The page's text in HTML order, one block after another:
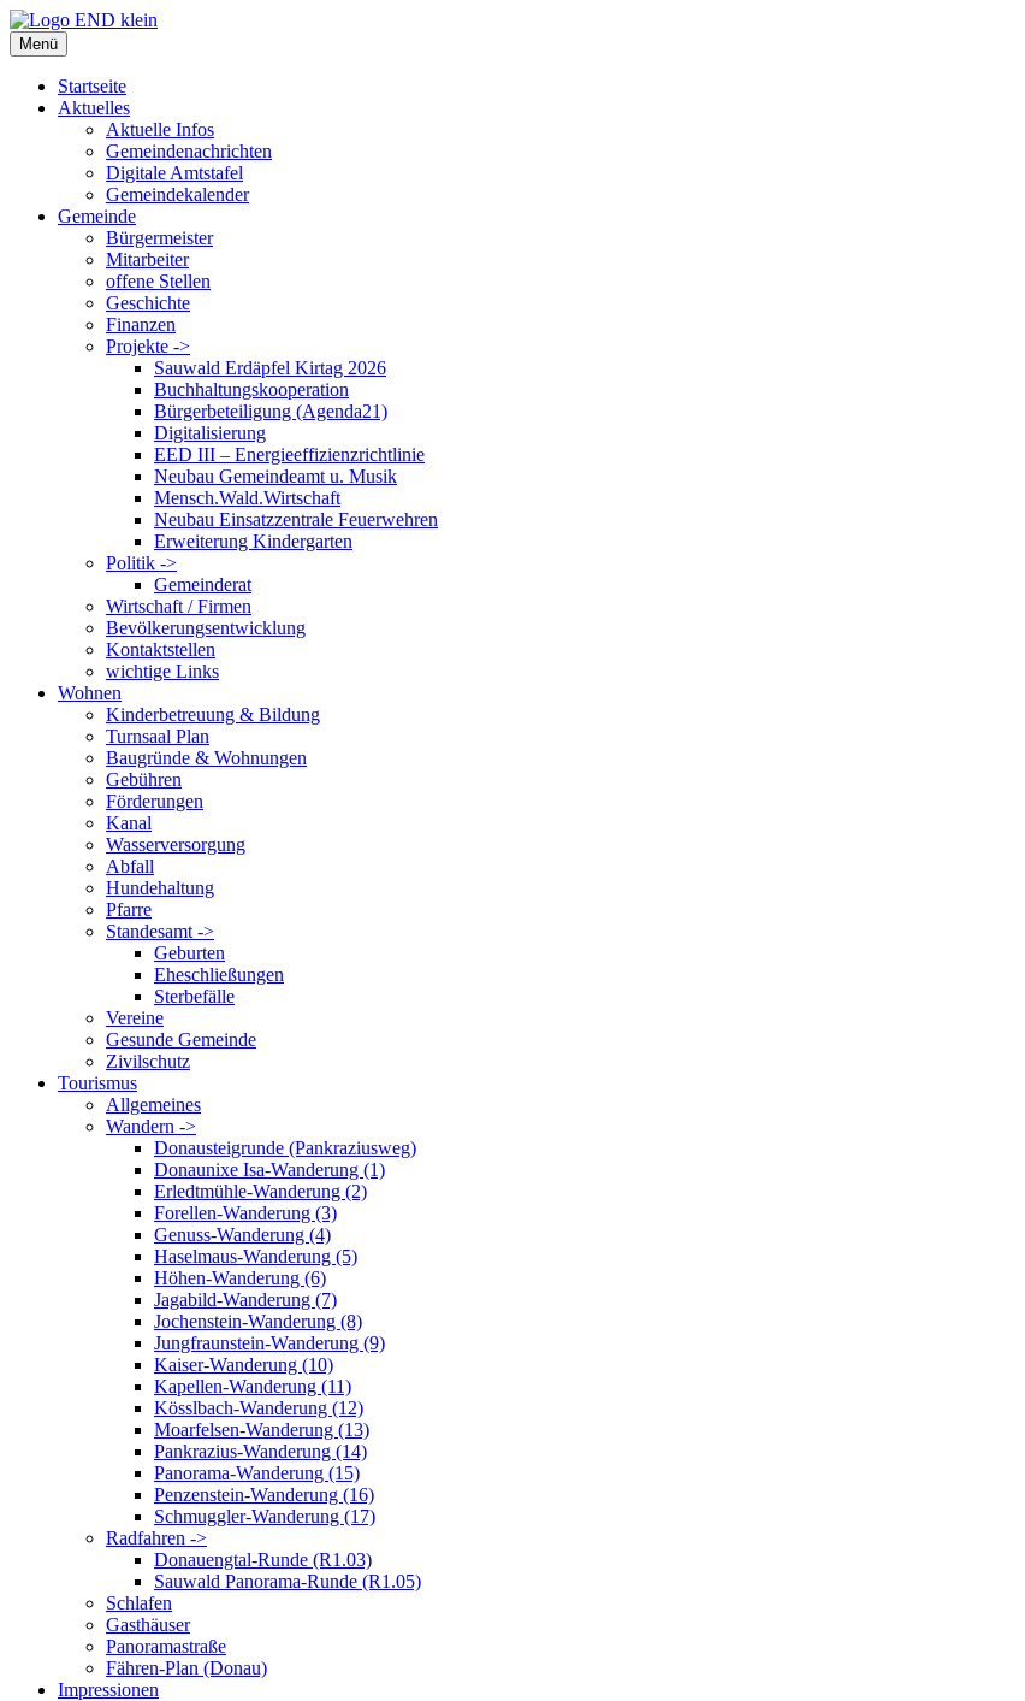
Zum
Inhalt
springen
Menü
Startseite
Aktuelles
Aktuelle Infos
Gemeindenachrichten
Digitale Amtstafel
Gemeindekalender
Gemeinde
Bürgermeister
Mitarbeiter
offene Stellen
Geschichte
Finanzen
Projekte ->
Sauwald Erdäpfel Kirtag 2026
Buchhaltungskooperation
Bürgerbeteiligung (Agenda21)
Digitalisierung
EED III – Energieeffizienzrichtlinie
Neubau Gemeindeamt u. Musik
Mensch.Wald.Wirtschaft
Neubau Einsatzzentrale Feuerwehren
Erweiterung Kindergarten
Politik ->
Gemeinderat
Wirtschaft / Firmen
Bevölkerungsentwicklung
Kontaktstellen
wichtige Links
Wohnen
Kinderbetreuung & Bildung
Turnsaal Plan
Baugründe & Wohnungen
Gebühren
Förderungen
Kanal
Wasserversorgung
Abfall
Hundehaltung
Pfarre
Standesamt ->
Geburten
Eheschließungen
Sterbefälle
Vereine
Gesunde Gemeinde
Zivilschutz
Tourismus
Allgemeines
Wandern ->
Donausteigrunde (Pankraziusweg)
Donaunixe Isa-Wanderung (1)
Erledtmühle-Wanderung (2)
Forellen-Wanderung (3)
Genuss-Wanderung (4)
Haselmaus-Wanderung (5)
Höhen-Wanderung (6)
Jagabild-Wanderung (7)
Jochenstein-Wanderung (8)
Jungfraunstein-Wanderung (9)
Kaiser-Wanderung (10)
Kapellen-Wanderung (11)
Kösslbach-Wanderung (12)
Moarfelsen-Wanderung (13)
Pankrazius-Wanderung (14)
Panorama-Wanderung (15)
Penzenstein-Wanderung (16)
Schmuggler-Wanderung (17)
Radfahren ->
Donauengtal-Runde (R1.03)
Sauwald Panorama-Runde (R1.05)
Schlafen
Gasthäuser
Panoramastraße
Fähren-Plan (Donau)
Impressionen